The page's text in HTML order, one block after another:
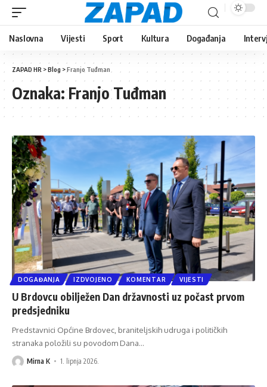
Naslovna Vijesti Sport Kultura Događanja
ZAPAD HR >Blog >Franjo Tuđman
Oznaka:Franjo Tuđman
DOGAĐANJA IZDVOJENO KOMENTAR VIJESTI
U Brdovcu obilježen Dan državnosti uz počast prvom
predsjedniku
Predstavnici Općine Brdovec, braniteljskih udruga i političkih
stranaka položili su povodom Dana…
Mirna K 1. lipnja 2026.